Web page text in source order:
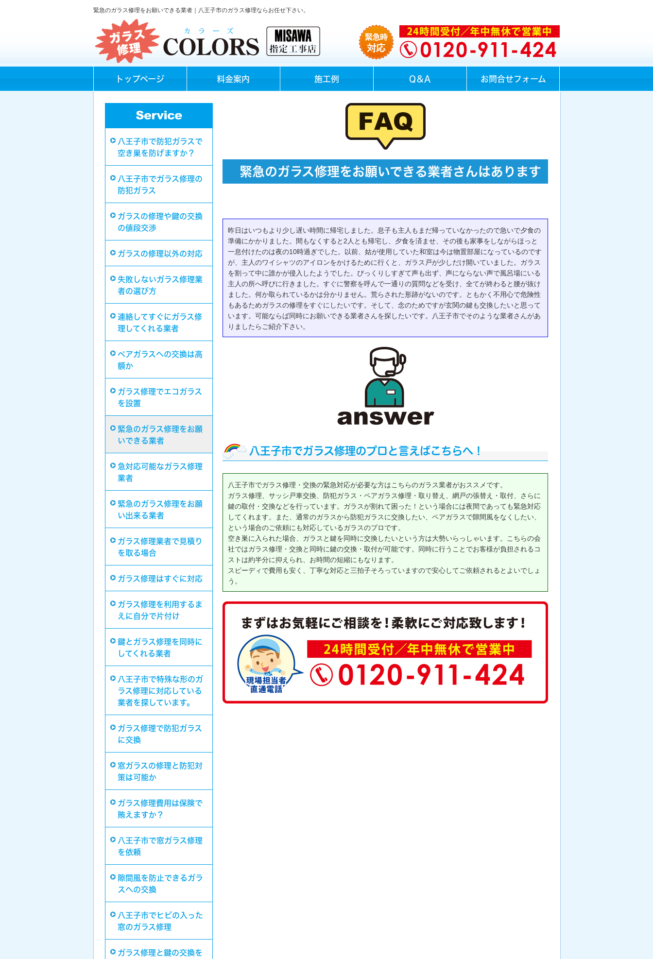
緊急のガラス修理をお願いできる業者｜八王子市のガラス修理ならお任せ下さい。
トップページ 料金案内 施工例 Q＆A お問合せフォーム
八王子市で防犯ガラスで
空き巣を防げますか？
八王子市でガラス修理の
防犯ガラス
ガラスの修理や鍵の交換
の値段交渉
ガラスの修理以外の対応
失敗しないガラス修理業
者の選び方
連絡してすぐにガラス修
理してくれる業者
ペアガラスへの交換は高
額か
ガラス修理でエコガラス
を設置
緊急のガラス修理をお願
いできる業者
急対応可能なガラス修理
業者
緊急のガラス修理をお願
い出来る業者
ガラス修理業者で見積り
を取る場合
ガラス修理はすぐに対応
ガラス修理を利用するま
えに自分で片付け
鍵とガラス修理を同時に
してくれる業者
八王子市で特殊な形のガ
ラス修理に対応している
業者を探しています。
ガラス修理で防犯ガラス
に交換
窓ガラスの修理と防犯対
策は可能か
ガラス修理費用は保険で
賄えますか？
八王子市で窓ガラス修理
を依頼
隙間風を防止できるガラ
スへの交換
八王子市でヒビの入った
窓のガラス修理
ガラス修理と鍵の交換を
緊急のガラス修理をお願いできる業者さんはあります
昨日はいつもより少し遅い時間に帰宅しました。息子も主人もまだ帰っていなかったので急いで夕食の
準備にかかりました。間もなくすると2人とも帰宅し、夕食を済ませ、その後も家事をしながらほっと
一息付けたのは夜の10時過ぎでした。以前、姑が使用していた和室は今は物置部屋になっているのです
が、主人のワイシャツのアイロンをかけるために行くと、ガラス戸が少しだけ開いていました。ガラス
を割って中に誰かが侵入したようでした。びっくりしすぎて声も出ず、声にならない声で風呂場にいる
主人の所へ呼びに行きました。すぐに警察を呼んで一通りの質問などを受け、全てが終わると腰が抜け
ました。何か取られているかは分かりません。荒らされた形跡がないのです。ともかく不用心で危険性
もあるためガラスの修理をすぐにしたいです。そして、念のためですが玄関の鍵も交換したいと思って
います。可能ならば同時にお願いできる業者さんを探したいです。八王子市でそのような業者さんがあ
りましたらご紹介下さい。
八王子市でガラス修理のプロと言えばこちらへ！
八王子市でガラス修理・交換の緊急対応が必要な方はこちらのガラス業者がおススメです。
ガラス修理、サッシ戸車交換、防犯ガラス・ペアガラス修理・取り替え、網戸の張替え・取付、さらに
鍵の取付・交換などを行っています。ガラスが割れて困った！という場合には夜間であっても緊急対応
してくれます。また、通常のガラスから防犯ガラスに交換したい、ペアガラスで隙間風をなくしたい、
という場合のご依頼にも対応しているガラスのプロです。
空き巣に入られた場合、ガラスと鍵を同時に交換したいという方は大勢いらっしゃいます。こちらの会
社ではガラス修理・交換と同時に鍵の交換・取付が可能です。同時に行うことでお客様が負担されるコ
ストは約半分に抑えられ、お時間の短縮にもなります。
スピーディで費用も安く、丁寧な対応と三拍子そろっていますので安心してご依頼されるとよいでしょ
う。